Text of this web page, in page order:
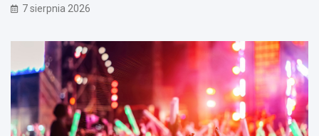
7 sierpnia 2026